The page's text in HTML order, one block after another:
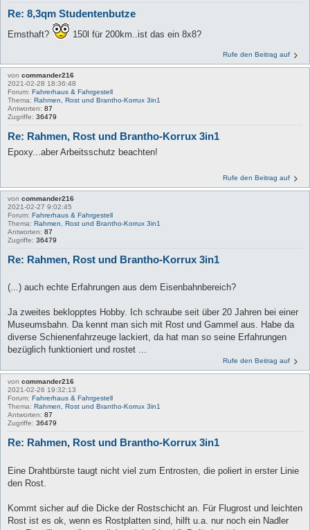
Re: 8,3qm Studentenbutze
Ernsthaft? 150l für 200km..ist das ein 8x8?
Rufe den Beitrag auf
von commander216
2021-02-28 18:36:48
Forum: Fahrerhaus & Fahrgestell
Thema: Rahmen, Rost und Brantho-Korrux 3in1
Antworten: 87
Zugriffe: 36479
Re: Rahmen, Rost und Brantho-Korrux 3in1
Epoxy...aber Arbeitsschutz beachten!
Rufe den Beitrag auf
von commander216
2021-02-27 9:02:45
Forum: Fahrerhaus & Fahrgestell
Thema: Rahmen, Rost und Brantho-Korrux 3in1
Antworten: 87
Zugriffe: 36479
Re: Rahmen, Rost und Brantho-Korrux 3in1
(...) auch echte Erfahrungen aus dem Eisenbahnbereich?
Ja zweites beklopptes Hobby. Ich schraube seit über 20 Jahren bei einer
Museumsbahn. Da kennt man sich mit Rost und Gammel aus. Habe da
diverse Schienenfahrzeuge lackiert, da hat man so seine Erfahrungen
bezüglich funktioniert und rostet ...
Rufe den Beitrag auf
von commander216
2021-02-26 19:32:13
Forum: Fahrerhaus & Fahrgestell
Thema: Rahmen, Rost und Brantho-Korrux 3in1
Antworten: 87
Zugriffe: 36479
Re: Rahmen, Rost und Brantho-Korrux 3in1
Eine Drahtbürste taugt nicht viel zum Entrosten, die poliert in erster Linie
den Rost.
Kommt sicher auf die Dicke der Rostschicht an. Für Flugrost und leichten
Rost ist es ok, wenn es Rostplatten sind, hilft u.a. nur noch ein Nadler